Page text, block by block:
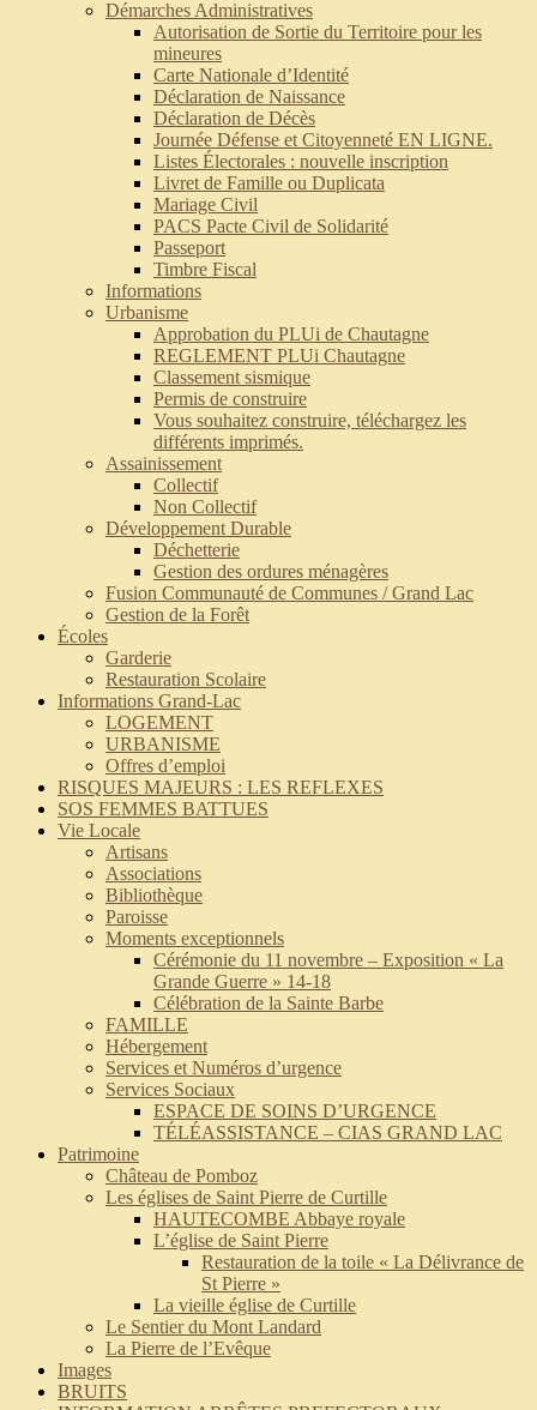
Démarches Administratives
Autorisation de Sortie du Territoire pour les
mineures
Carte Nationale d’Identité
Déclaration de Naissance
Déclaration de Décès
Journée Défense et Citoyenneté EN LIGNE.
Listes Électorales : nouvelle inscription
Livret de Famille ou Duplicata
Mariage Civil
PACS Pacte Civil de Solidarité
Passeport
Timbre Fiscal
Informations
Urbanisme
Approbation du PLUi de Chautagne
REGLEMENT PLUi Chautagne
Classement sismique
Permis de construire
Vous souhaitez construire, téléchargez les
différents imprimés.
Assainissement
Collectif
Non Collectif
Développement Durable
Déchetterie
Gestion des ordures ménagères
Fusion Communauté de Communes / Grand Lac
Gestion de la Forêt
Écoles
Garderie
Restauration Scolaire
Informations Grand-Lac
LOGEMENT
URBANISME
Offres d’emploi
RISQUES MAJEURS : LES REFLEXES
SOS FEMMES BATTUES
Vie Locale
Artisans
Associations
Bibliothèque
Paroisse
Moments exceptionnels
Cérémonie du 11 novembre – Exposition « La
Grande Guerre » 14-18
Célébration de la Sainte Barbe
FAMILLE
Hébergement
Services et Numéros d’urgence
Services Sociaux
ESPACE DE SOINS D’URGENCE
TÉLÉASSISTANCE – CIAS GRAND LAC
Patrimoine
Château de Pomboz
Les églises de Saint Pierre de Curtille
HAUTECOMBE Abbaye royale
L’église de Saint Pierre
Restauration de la toile « La Délivrance de
St Pierre »
La vieille église de Curtille
Le Sentier du Mont Landard
La Pierre de l’Evêque
Images
BRUITS